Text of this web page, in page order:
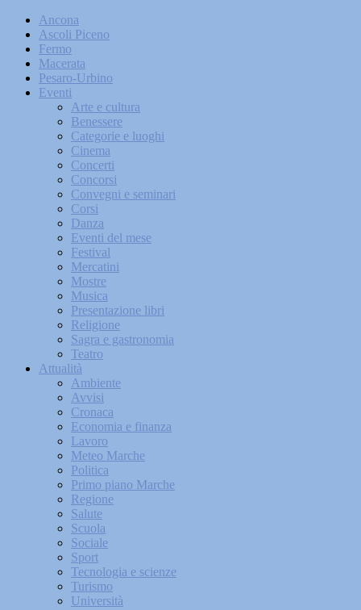
Ancona
Ascoli Piceno
Fermo
Macerata
Pesaro-Urbino
Eventi
Arte e cultura
Benessere
Categorie e luoghi
Cinema
Concerti
Concorsi
Convegni e seminari
Corsi
Danza
Eventi del mese
Festival
Mercatini
Mostre
Musica
Presentazione libri
Religione
Sagra e gastronomia
Teatro
Attualità
Ambiente
Avvisi
Cronaca
Economia e finanza
Lavoro
Meteo Marche
Politica
Primo piano Marche
Regione
Salute
Scuola
Sociale
Sport
Tecnologia e scienze
Turismo
Università